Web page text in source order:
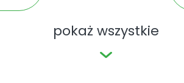
pokaż wszystkie